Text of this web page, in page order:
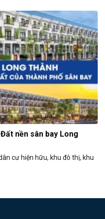
nền sân bay Long
cư hiện hữu, khu đô thị, khu